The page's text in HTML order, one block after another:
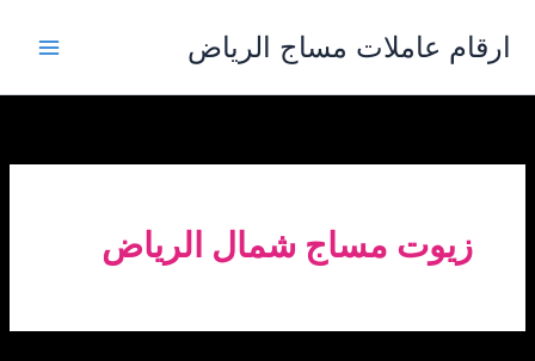
المحتوى
ارقام عاملات مساج الرياض
زيوت مساج شمال الرياض